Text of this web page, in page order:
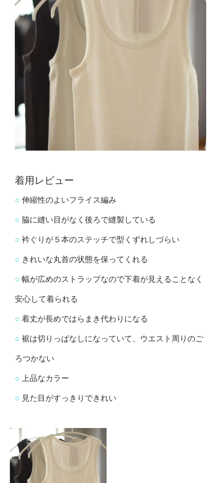
着用レビュー
○ 伸縮性のよいフライス編み
○ 脇に縫い目がなく後ろで縫製している
○ 衿ぐりが５本のステッチで型くずれしづらい
○ きれいな丸首の状態を保ってくれる
○ 幅が広めのストラップなので下着が見えることなく
安心して着られる
○ 着丈が長めではらまき代わりになる
○ 裾は切りっぱなしになっていて、ウエスト周りのご
ろつかない
○ 上品なカラー
○ 見た目がすっきりできれい